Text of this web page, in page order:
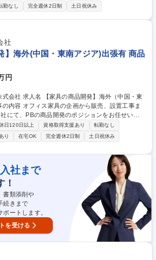
インパクトのある事業づくりに、初期メンバーと
ント「KUROFUNE CUP」の企画・運営 ■自治
創プロジェクト推進 ★新規事業・地域共創・アラ
活かし、事業立ち上げフェーズから携わりたい方に
人支
い環境
勤なし 完全週休2日制 土日祝休み
社
】海外(中国・東南アジア)出張有 商品
円
海外（中国・東
にて、PBの商品開発のポジションをお任せいた
各工場との製造・生産調整まで業務を一貫して行
商品設計（仕様）の決定■製造工場とのやり取り■
企業の商品企画職。「かっこいいオフィスづく
工程で、理念に直結した仕事を行うことができま
もあるので、新しいことにもチャレンジできる環
家具の商品開発】海外（中国・東南アジア）出張有
日120日以上 資格取得支援あり
転勤なし
り 在宅OK 完全週休2日制
土日祝休み
入社まで
！
書類添削や
続きまで
ートします。
を受ける